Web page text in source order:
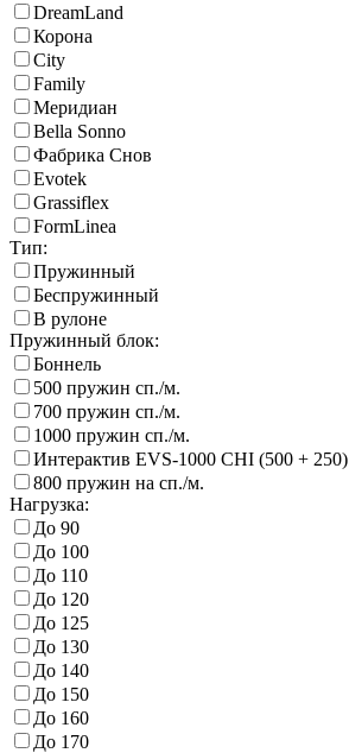
DreamLand
Корона
City
Family
Меридиан
Bella Sonno
Фабрика Снов
Еvotek
Grassiflex
FormLinea
Тип:
Пружинный
Беспружинный
В рулоне
Пружинный блок:
Боннель
500 пружин сп./м.
700 пружин сп./м.
1000 пружин сп./м.
Интерактив EVS-1000 CHI (500 + 250)
800 пружин на сп./м.
Нагрузка:
До 90
До 100
До 110
До 120
До 125
До 130
До 140
До 150
До 160
До 170